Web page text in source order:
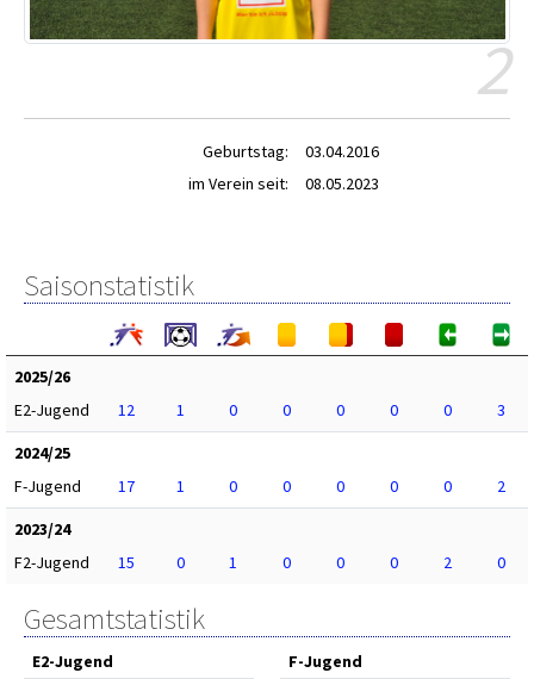
2
Geburtstag:
03.04.2016
im Verein seit:
08.05.2023
Saisonstatistik
2025/26
E2-Jugend
12 1 0 0 0 0 0
3
2024/25
F-Jugend
17 1 0 0 0 0 0
2
2023/24
F2-Jugend
15 0 1 0 0 0 2 0
Gesamtstatistik
E2-Jugend
F-Jugend